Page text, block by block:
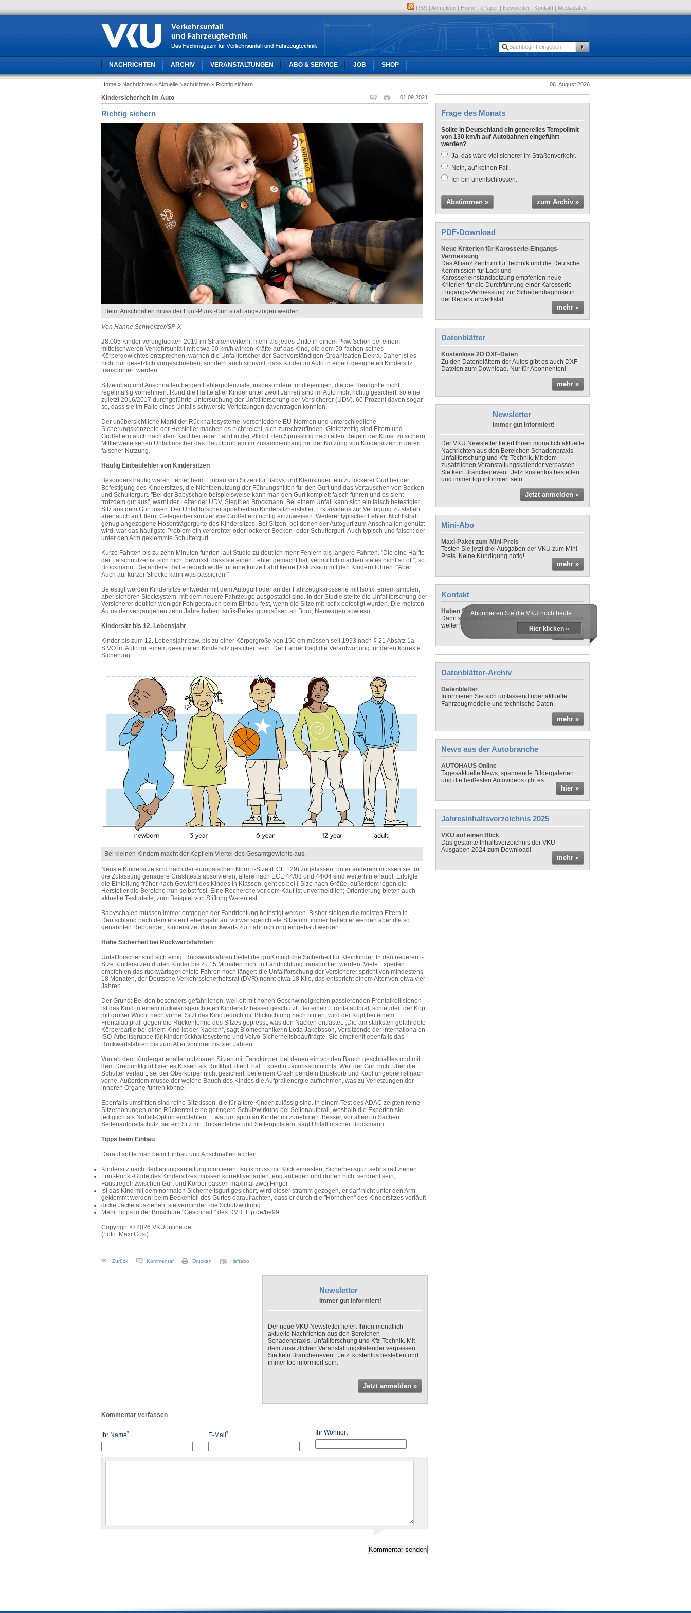
RSS | Anmelden | Home | ePaper | Newsletter | Kontakt | Mediadaten |
NACHRICHTEN ARCHIV VERANSTALTUNGEN ABO & SERVICE JOB SHOP
Home » Nachrichten » Aktuelle Nachrichten » Richtig sichern 06. August 2026
01.09.2021
Kindersicherheit im Auto
Richtig sichern
Beim Anschnallen muss der Fünf-Punkt-Gurt straff angezogen werden.
Von Hanne Schweitzer/SP-X
28.005 Kinder verunglückten 2019 im Straßenverkehr, mehr als jedes Dritte in einem Pkw. Schon bei einem
mittelschweren Verkehrsunfall mit etwa 50 km/h wirken Kräfte auf das Kind, die dem 50-fachen seines
Körpergewichtes entsprechen, warnen die Unfallforscher der Sachverständigen-Organisation Dekra. Daher ist es
nicht nur gesetzlich vorgeschrieben, sondern auch sinnvoll, dass Kinder im Auto in einem geeigneten Kindersitz
transportiert werden
Sitzeinbau und Anschnallen bergen Fehlerpotenziale, insbesondere für diejenigen, die die Handgriffe nicht
regelmäßig vornehmen. Rund die Hälfte aller Kinder unter zwölf Jahren sind im Auto nicht richtig gesichert, so eine
zuletzt 2016/2017 durchgeführte Untersuchung der Unfallforschung der Versicherer (UDV). 60 Prozent davon sogar
so, dass sie im Falle eines Unfalls schwerste Verletzungen davontragen könnten.
Der unübersichtliche Markt der Rückhaltesysteme, verschiedene EU-Normen und unterschiedliche
Sicherungskonzepte der Hersteller machen es nicht leicht, sich zurechtzufinden. Gleichzeitig sind Eltern und
Großeltern auch nach dem Kauf bei jeder Fahrt in der Pflicht, den Sprössling nach allen Regeln der Kunst zu sichern:
Mittlerweile sehen Unfallforscher das Hauptproblem im Zusammenhang mit der Nutzung von Kindersitzen in deren
falscher Nutzung.
Häufig Einbaufehler von Kindersitzen
Besonders häufig waren Fehler beim Einbau von Sitzen für Babys und Kleinkinder: ein zu lockerer Gurt bei der
Befestigung des Kindersitzes, die Nichtbenutzung der Führungshilfen für den Gurt und das Vertauschen von Becken-
und Schultergurt. "Bei der Babyschale beispielsweise kann man den Gurt komplett falsch führen und es sieht
trotzdem gut aus", warnt der Leiter der UDV, Siegfried Brockmann. Bei einem Unfall kann sich ein falsch befestigter
Sitz aus dem Gurt lösen. Der Unfallforscher appelliert an Kindersitzhersteller, Erklärvideos zur Verfügung zu stellen,
aber auch an Eltern, Gelegenheitsnutzer wie Großeltern richtig einzuweisen. Weiterer typischer Fehler: Nicht straff
genug angezogene Hosenträgergurte des Kindersitzes. Bei Sitzen, bei denen der Autogurt zum Anschnallen genutzt
wird, war das häufigste Problem ein verdrehter oder lockerer Becken- oder Schultergurt. Auch typisch und falsch: der
unter den Arm geklemmte Schultergurt.
Kurze Fahrten bis zu zehn Minuten führten laut Studie zu deutlich mehr Fehlern als längere Fahrten. "Die eine Hälfte
der Falschnutzer ist sich nicht bewusst, dass sie einen Fehler gemacht hat, vermutlich machen sie es nicht so oft", so
Brockmann. Die andere Hälfte jedoch wolle für eine kurze Fahrt keine Diskussion mit den Kindern führen. "Aber:
Auch auf kurzer Strecke kann was passieren."
Befestigt werden Kindersitze entweder mit dem Autogurt oder an der Fahrzeugkarosserie mit Isofix, einem simplen,
aber sicheren Stecksystem, mit dem neuere Fahrzeuge ausgestattet sind. In der Studie stellte die Unfallforschung der
Versicherer deutlich weniger Fehlgebrauch beim Einbau fest, wenn die Sitze mit Isofix befestigt wurden. Die meisten
Autos der vergangenen zehn Jahre haben Isofix-Befestigungsösen an Bord, Neuwagen sowieso.
Kindersitz bis 12. Lebensjahr
Kinder bis zum 12. Lebensjahr bzw. bis zu einer Körpergröße von 150 cm müssen seit 1993 nach § 21 Absatz 1a
StVO im Auto mit einem geeigneten Kindersitz gesichert sein. Der Fahrer trägt die Verantwortung für deren korrekte
Sicherung.
Bei kleinen Kindern macht der Kopf ein Viertel des Gesamtgewichts aus.
Neuste Kindersitze sind nach der europäischen Norm i-Size (ECE 129) zugelassen, unter anderem müssen sie für
die Zulassung genauere Crashtests absolvieren; ältere nach ECE 44/03 und 44/04 sind weiterhin erlaubt. Erfolgte
die Einteilung früher nach Gewicht des Kindes in Klassen, geht es bei i-Size nach Größe, außerdem legen die
Hersteller die Bereiche nun selbst fest. Eine Recherche vor dem Kauf ist unvermeidlich; Orientierung bieten auch
aktuelle Testurteile, zum Beispiel von Stiftung Warentest.
Babyschalen müssen immer entgegen der Fahrtrichtung befestigt werden. Bisher steigen die meisten Eltern in
Deutschland nach dem ersten Lebensjahr auf vorwärtsgerichtete Sitze um; immer beliebter werden aber die so
genannten Reboarder, Kindersitze, die rückwärts zur Fahrtrichtung eingebaut werden.
Hohe Sicherheit bei Rückwärtsfahrten
Unfallforscher sind sich einig: Rückwärtsfahren bietet die größtmögliche Sicherheit für Kleinkinder. In den neueren i-
Size Kindersitzen dürfen Kinder bis zu 15 Monaten nicht in Fahrtrichtung transportiert werden. Viele Experten
empfehlen das rückwärtsgerichtete Fahren noch länger: die Unfallforschung der Versicherer spricht von mindestens
18 Monaten, der Deutsche Verkehrssicherheitsrat (DVR) nennt etwa 18 Kilo, das entspricht einem Alter von etwa vier
Jahren.
Der Grund: Bei den besonders gefährlichen, weil oft mit hohen Geschwindigkeiten passierenden Frontalkollisionen
ist das Kind in einem rückwärtsgerichteten Kindersitz besser geschützt. Bei einem Frontalaufprall schleudert der Kopf
mit großer Wucht nach vorne. Sitzt das Kind jedoch mit Blickrichtung nach hinten, wird der Kopf bei einem
Frontalaufprall gegen die Rückenlehne des Sitzes gepresst, was den Nacken entlastet. „Die am stärksten gefährdete
Körperpartie bei einem Kind ist der Nacken“, sagt Biomechanikerin Lotta Jakobsson, Vorsitzende der internationalen
ISO-Arbeitsgruppe für Kinderrückhaltesysteme und Volvo-Sicherheitsbeauftragte. Sie empfiehlt ebenfalls das
Rückwärtsfahren bis zum Alter von drei bis vier Jahren.
Von ab dem Kindergartenalter nutzbaren Sitzen mit Fangkörper, bei denen ein vor den Bauch geschnalltes und mit
dem Dreipunktgurt fixiertes Kissen als Rückhalt dient, hält Expertin Jacobsson nichts. Weil der Gurt nicht über die
Schulter verläuft, sei der Oberkörper nicht gesichert, bei einem Crash pendeln Brustkorb und Kopf ungebremst nach
vorne. Außerdem müsse der weiche Bauch des Kindes die Aufprallenergie aufnehmen, was zu Verletzungen der
inneren Organe führen könne.
Ebenfalls umstritten sind reine Sitzkissen, die für ältere Kinder zulässig sind. In einem Test des ADAC zeigten reine
Sitzerhöhungen ohne Rückenteil eine geringere Schutzwirkung bei Seitenaufprall, weshalb die Experten sie
lediglich als Notfall-Option empfehlen. Etwa, um spontan Kinder mitzunehmen. Besser, vor allem in Sachen
Seitenaufprallschutz, sei ein Sitz mit Rückenlehne und Seitenpolstern, sagt Unfallforscher Brockmann.
Tipps beim Einbau
Darauf sollte man beim Einbau und Anschnallen achten:
Kindersitz nach Bedienungsanleitung montieren; Isofix muss mit Klick einrasten; Sicherheitsgurt sehr straff ziehen
Fünf-Punkt-Gurte des Kindersitzes müssen korrekt verlaufen, eng anliegen und dürfen nicht verdreht sein;
Faustregel: zwischen Gurt und Körper passen maximal zwei Finger
Ist das Kind mit dem normalen Sicherheitsgurt gesichert, wird dieser stramm gezogen, er darf nicht unter den Arm
geklemmt werden; beim Beckenteil des Gurtes darauf achten, dass er durch die "Hörnchen" des Kindersitzes verläuft
dicke Jacke ausziehen, sie vermindert die Schutzwirkung
Mehr Tipps in der Broschüre "Geschnallt" des DVR: t1p.de/be99
Copyright © 2026 VKUonline.de
(Foto: Maxi Cosi)
Zurück Kommentar Drucken Heftabo
Newsletter
Immer gut informiert!
Der neue VKU Newsletter liefert Ihnen monatlich
aktuelle Nachrichten aus den Bereichen
Schadenpraxis, Unfallforschung und Kfz-Technik. Mit
dem zusätzlichen Veranstaltungskalender verpassen
Sie kein Branchenevent. Jetzt kostenlos bestellen und
immer top informiert sein.
Jetzt anmelden »
Kommentar verfassen
Ihr Name* E-Mail * Ihr Wohnort
Frage des Monats
Sollte in Deutschland ein generelles Tempolimit
von 130 km/h auf Autobahnen eingeführt
werden?
Ja, das wäre viel sicherer im Straßenverkehr.
Nein, auf keinen Fall.
Ich bin unentschlossen.
Abstimmen » zum Archiv »
PDF-Download
Neue Kriterien für Karosserie-Eingangs-
Vermessung
Das Allianz Zentrum für Technik und die Deutsche
Kommission für Lack und
Karosserieinstandsetzung empfehlen neue
Kriterien für die Durchführung einer Karosserie-
Eingangs-Vermessung zur Schadendiagnose in
der Reparaturwerkstatt.
mehr »
Datenblätter
Kostenlose 2D DXF-Daten
Zu den Datenblättern der Autos gibt es auch DXF-
Dateien zum Download. Nur für Abonnenten!
mehr »
Newsletter
Immer gut informiert!
Der VKU Newsletter liefert Ihnen monatlich aktuelle
Nachrichten aus den Bereichen Schadenpraxis,
Unfallforschung und Kfz-Technik. Mit dem
zusätzlichen Veranstaltungskalender verpassen
Sie kein Branchenevent. Jetzt kostenlos bestellen
und immer top informiert sein.
Jetzt anmelden »
Mini-Abo
Maxi-Paket zum Mini-Preis
Testen Sie jetzt drei Ausgaben der VKU zum Mini-
Preis. Keine Kündigung nötig!
mehr »
Kontakt
Haben Sie noch Fragen?
Dann kontaktieren Sie uns - wir helfen Ihnen gerne
weiter!
mehr »
Abonnieren Sie die VKU noch heute
Hier klicken »
Datenblätter-Archiv
Datenblätter
Informieren Sie sich umfassend über aktuelle
Fahrzeugmodelle und technische Daten.
mehr »
News aus der Autobranche
AUTOHAUS Online
Tagesaktuelle News, spannende Bildergalerien
und die heißesten Autovideos gibt es
hier »
Jahresinhaltsverzeichnis 2025
VKU auf einen Blick
Das gesamte Inhaltsverzeichnis der VKU-
Ausgaben 2024 zum Download!
mehr »